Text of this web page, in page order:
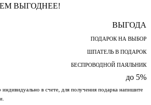
ВЫГОДНЕЕ!
ВЫГОДА
ПОДАРОК НА ВЫБОР
ШПАТЕЛЬ В ПОДАРОК
БЕСПРОВОДНОЙ ПАЯЛЬНИК
до 5%
индивидуально в счете, для получения подарка напишите